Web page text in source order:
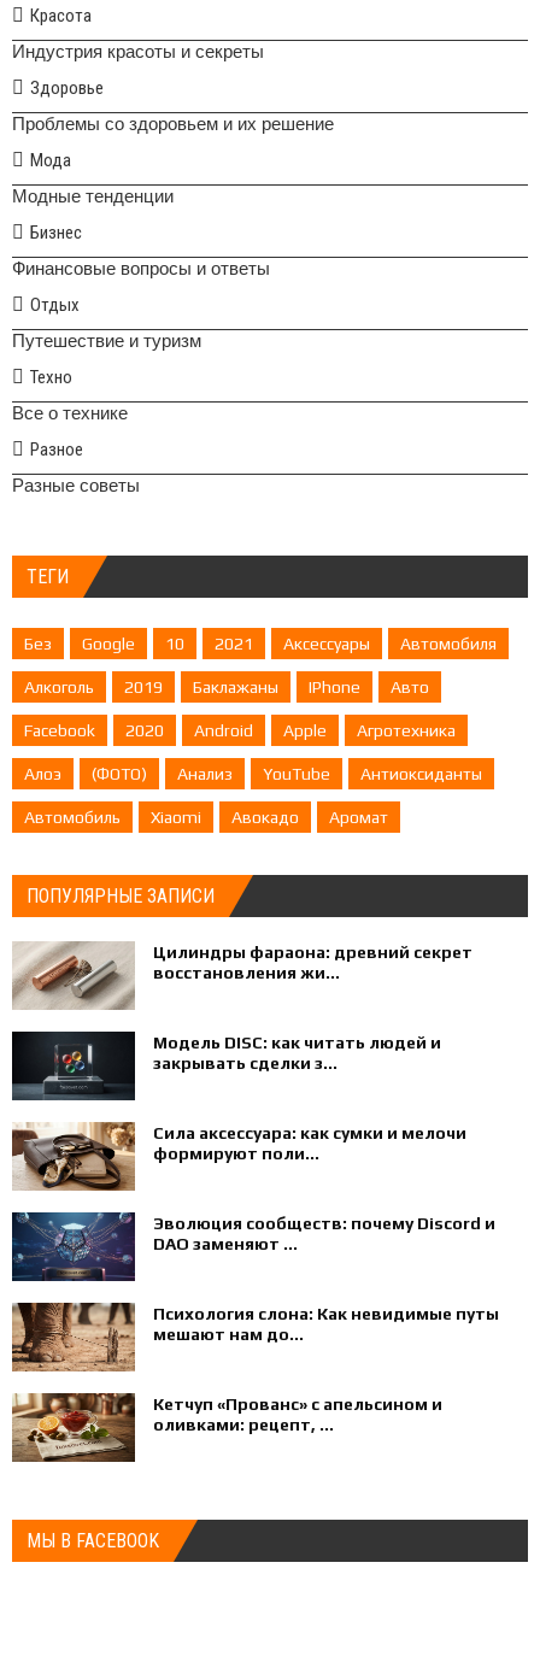
Красота
Индустрия красоты и секреты
Здоровье
Проблемы со здоровьем и их решение
Мода
Модные тенденции
Бизнес
Финансовые вопросы и ответы
Отдых
Путешествие и туризм
Техно
Все о технике
Разное
Разные советы
ТЕГИ
Без Google 10 2021 Аксессуары Автомобиля
Алкоголь 2019 Баклажаны IPhone Авто
Facebook 2020 Android Apple Агротехника
Алоэ (ФОТО) Анализ YouTube Антиоксиданты
Автомобиль Xiaomi Авокадо Аромат
ПОПУЛЯРНЫЕ ЗАПИСИ
Цилиндры фараона: древний секрет
восстановления жи...
Модель DISC: как читать людей и
закрывать сделки з...
Сила аксессуара: как сумки и мелочи
формируют поли...
Эволюция сообществ: почему Discord и
DAO заменяют ...
Психология слона: Как невидимые путы
мешают нам до...
Кетчуп «Прованс» с апельсином и
оливками: рецепт, ...
МЫ В FACEBOOK